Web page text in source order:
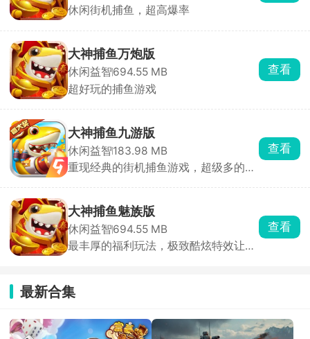
家
择
游
戏
画
经
过
全
面
级，
绚
丽
的
能
和
效
休闲街机捕鱼，超高爆率
大神捕鱼万炮版
休闲益智694.55 MB
超好玩的捕鱼游戏
查看
大神捕鱼九游版
休闲益智183.98 MB
重现经典的街机捕鱼游戏，超级多的话
查看
大神捕鱼魅族版
休闲益智694.55 MB
最丰厚的福利玩法，极致酷炫特效让你
查看
最新合集